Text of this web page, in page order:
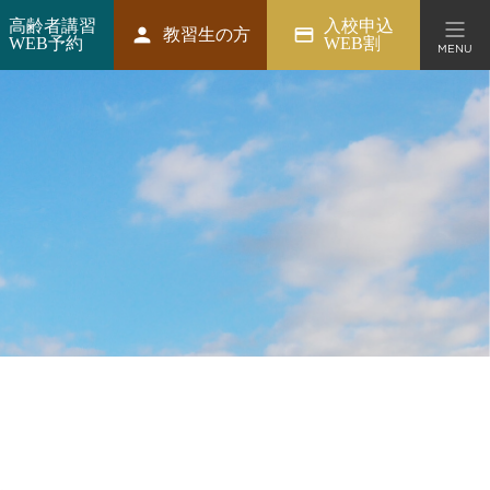
高齢者講習
WEB予約
person 教習生の方 credit_card
入校申込
WEB割
MENU